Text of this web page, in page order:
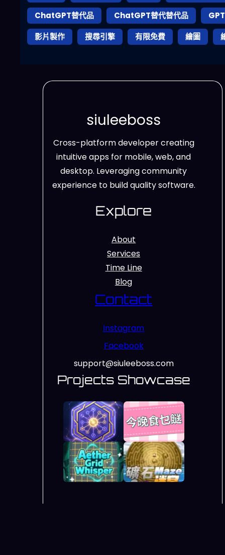
ChatGPT替代品 ChatGPT替代替代品
影片製作
搜尋引擎 有限免費 繪圖
siuleeboss
Cross-platform developer creating
intuitive apps for mobile, web, and
desktop. Leveraging community
experience to build quality software.
Explore
About
Services
Time Line
Blog
Contact
Instagram
Facebook
support@siuleeboss.com
Projects Showcase